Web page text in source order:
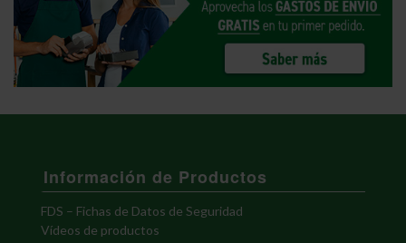
Información de Productos
FDS – Fichas de Datos de Seguridad
Vídeos de productos